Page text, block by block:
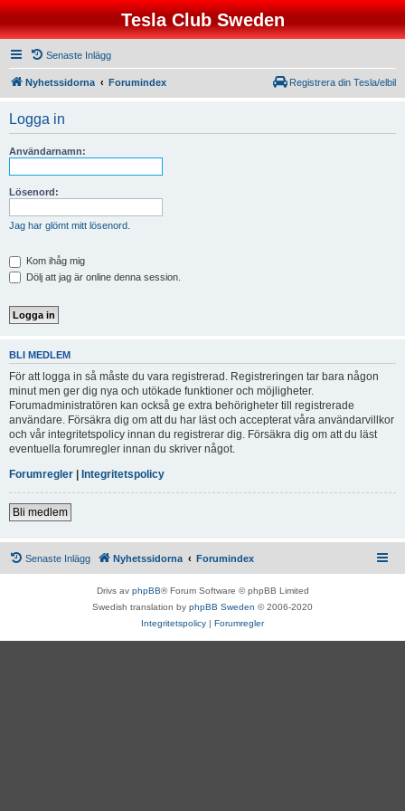
Tesla Club Sweden
Senaste Inlägg
Nyhetssidorna Forumindex Registrera din Tesla/elbil
Logga in
Användarnamn:
Lösenord:
Jag har glömt mitt lösenord.
Kom ihåg mig
Dölj att jag är online denna session.
BLI MEDLEM
För att logga in så måste du vara registrerad. Registreringen tar bara någon
minut men ger dig nya och utökade funktioner och möjligheter.
Forumadministratören kan också ge extra behörigheter till registrerade
användare. Försäkra dig om att du har läst och accepterat våra användarvillkor
och vår integritetspolicy innan du registrerar dig. Försäkra dig om att du läst
eventuella forumregler innan du skriver något.
Forumregler | Integritetspolicy
Bli medlem
Senaste Inlägg Nyhetssidorna Forumindex
Drivs av phpBB® Forum Software © phpBB Limited
Swedish translation by phpBB Sweden © 2006-2020
Integritetspolicy | Forumregler